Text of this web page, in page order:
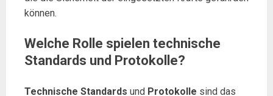
können.
Welche Rolle spielen technische
Standards und Protokolle?
Technische Standards und Protokolle sind das